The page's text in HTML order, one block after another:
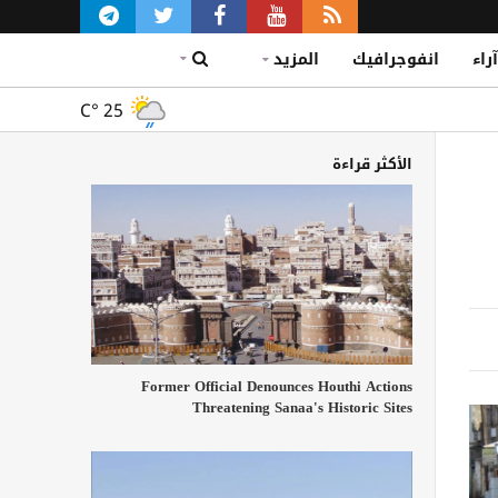
آراء انفوجرافيك المزيد
C° 25
الأكثر قراءة
Former Official Denounces Houthi Actions
Threatening Sanaa's Historic Sites